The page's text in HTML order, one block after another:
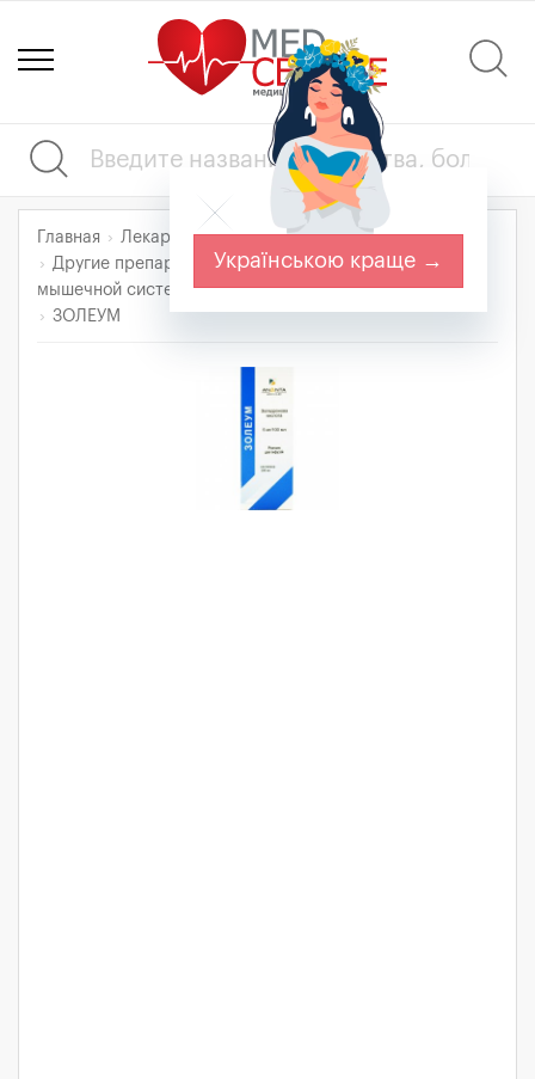
Главная Лекарства
Костно-мышечная система
Другие препараты для лечения заболеваний костно-
мышечной системы
ЗОЛЕУМ
Українською краще →